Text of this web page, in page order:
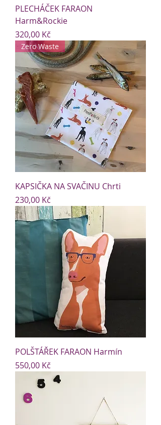
PLECHÁČEK FARAON
Harm&Rockie
Cena
320,00 Kč
Zero Waste
KAPSIČKA NA SVAČINU Chrti
Cena
230,00 Kč
POLŠTÁŘEK FARAON Harmín
Cena
550,00 Kč